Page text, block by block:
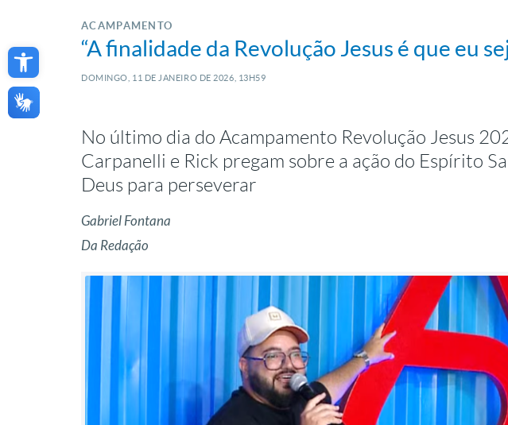
Open toolbar
ACAMPAMENTO
“A finalidade da Revolução Jesus é que eu
DOMINGO, 11 DE JANEIRO DE 2026, 13H59
No último dia do Acampamento Revolução Jesus
Carpanelli e Rick pregam sobre a ação do Espírito
Deus para perseverar
Gabriel Fontana
Da Redação